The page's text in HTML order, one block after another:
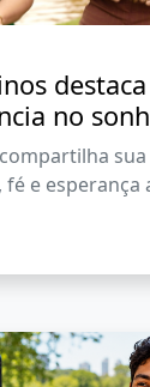
no
e esperança